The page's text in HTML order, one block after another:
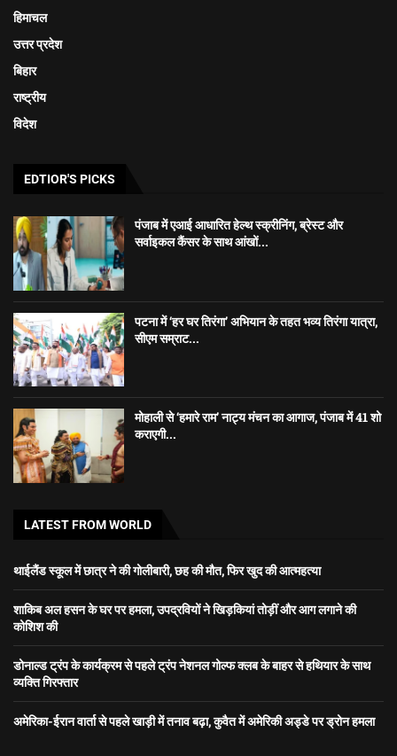
हिमाचल
उत्तर प्रदेश
बिहार
राष्ट्रीय
विदेश
EDTIOR'S PICKS
पंजाब में एआई आधारित हेल्थ स्क्रीनिंग, ब्रेस्ट और
सर्वाइकल कैंसर के साथ आंखों...
पटना में ‘हर घर तिरंगा’ अभियान के तहत भव्य तिरंगा यात्रा,
सीएम सम्राट...
मोहाली से ‘हमारे राम’ नाट्य मंचन का आगाज, पंजाब में 41 शो
कराएगी...
LATEST FROM WORLD
थाईलैंड स्कूल में छात्र ने की गोलीबारी, छह की मौत, फिर खुद की आत्महत्या
शाकिब अल हसन के घर पर हमला, उपद्रवियों ने खिड़कियां तोड़ीं और आग लगाने की
कोशिश की
डोनाल्ड ट्रंप के कार्यक्रम से पहले ट्रंप नेशनल गोल्फ क्लब के बाहर से हथियार के साथ
व्यक्ति गिरफ्तार
अमेरिका-ईरान वार्ता से पहले खाड़ी में तनाव बढ़ा, कुवैत में अमेरिकी अड्डे पर ड्रोन हमला